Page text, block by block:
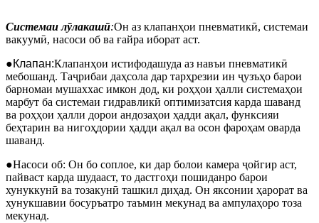
Системаи лӯлакашӣ:Он аз клапанҳои пневматикӣ, системаи
вакуумӣ, насоси об ва ғайра иборат аст.
●Клапан:Клапанҳои истифодашуда аз навъи пневматикӣ
мебошанд. Таҷрибаи даҳсола дар тарҳрезии ин ҷузъҳо барои
барномаи мушаххас имкон дод, ки роҳҳои ҳалли системаҳои
марбут ба системаи гидравликӣ оптимизатсия карда шаванд
ва роҳҳои ҳалли дорои андозаҳои ҳадди ақал, функсияи
беҳтарин ва нигоҳдории ҳадди ақал ва осон фароҳам оварда
шаванд.
●Насоси об: Он бо соплое, ки дар болои камера ҷойгир аст,
пайваст карда шудааст, то дастгоҳи пошиданро барои
хунуккунӣ ва тозакунӣ ташкил диҳад. Он яксонии ҳарорат ва
хунукшавии босуръатро таъмин мекунад ва ампулаҳоро тоза
мекунад.